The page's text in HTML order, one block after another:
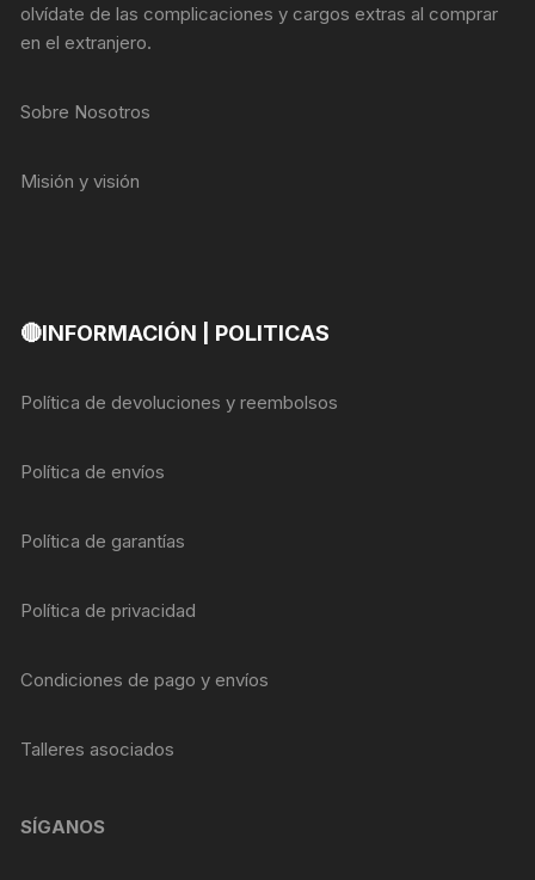
olvídate de las complicaciones y cargos extras al comprar
en el extranjero.
Sobre Nosotros
Misión y visión
🔴INFORMACIÓN | POLITICAS
Política de devoluciones y reembolsos
Política de envíos
Política de garantías
Política de privacidad
Condiciones de pago y envíos
Talleres asociados
SÍGANOS